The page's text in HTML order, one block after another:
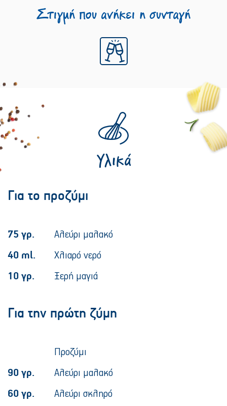
Στιγμή που ανήκει η συνταγή
Υλικά
Για το προζύμι
75 γρ.
Αλεύρι μαλακό
40 ml.
Χλιαρό νερό
10 γρ.
Ξερή μαγιά
Για την πρώτη ζύμη
Προζύμι
90 γρ.
Αλεύρι μαλακό
60 γρ.
Αλεύρι σκληρό